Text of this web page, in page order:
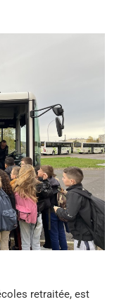
retraitée, est